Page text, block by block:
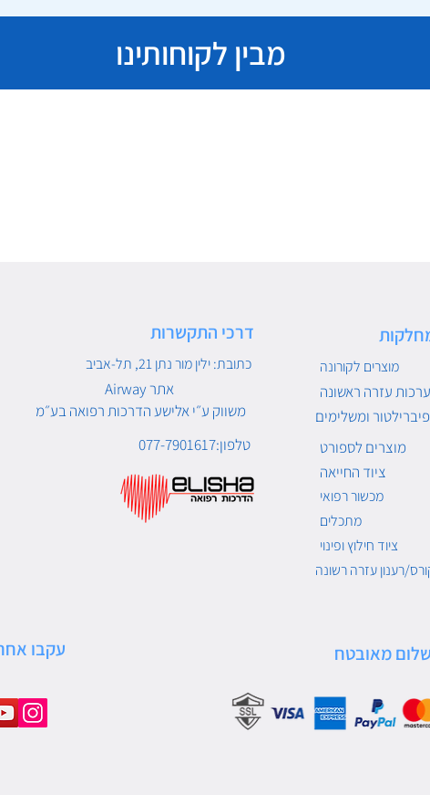
מבין לקוחותינו
דרכי התקשרות
כתובת: ילין מור נתן 21, תל-אביב
Airway אתר
משווק ע״י אלישע הדרכות רפואה בע״מ
טלפון:077-7901617
מוצרים לקורונה
ערכות עזרה ראשונה
ומשלימים
מוצרים לספורט
ציוד החייאה
מכשור רפואי
מתכלים
ציוד חילוץ ופינוי
רענון עזרה רשונה
עקבו מאובטח